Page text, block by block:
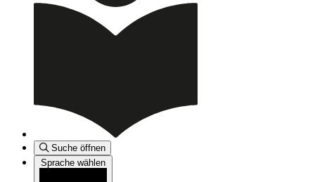
Suche öffnen
Sprache wählen